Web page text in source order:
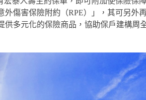
傷害保險附約（RPE）」，其可另外
供多元化的保險商品，協助保戶建構周